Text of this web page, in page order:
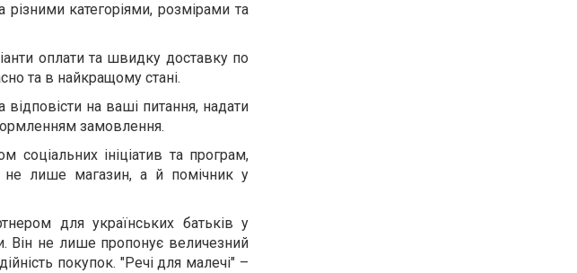
категоріями, розмірами та
оплати та швидку доставку по
та в найкращому стані.
на ваші питання, надати
замовлення.
соціальних ініціатив та програм,
не лише магазин, а й помічник у
для українських батьків у
Він не лише пропонує величезний
покупок. "Речі для малечі" –